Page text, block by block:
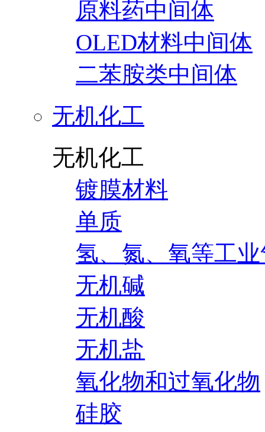
原料药中间体
OLED材料中间体
二苯胺类中间体
无机化工
无机化工
镀膜材料
单质
氢、氮、氧等工
无机碱
无机酸
无机盐
氧化物和过氧化物
硅胶